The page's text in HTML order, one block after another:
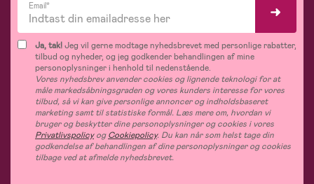
Email*
Ja, tak!Jeg vil gerne modtage nyhedsbrevet med personlige rabatter,
tilbud og nyheder, og jeg godkender behandlingen af mine
personoplysninger i henhold til nedenstående.
Vores nyhedsbrev anvender cookies og lignende teknologi for at
måle markedsåbningsgraden og vores kunders interesse for vores
tilbud, så vi kan give personlige annoncer og indholdsbaseret
marketing samt til statistiske formål. Læs mere om, hvordan vi
bruger og beskytter dine personoplysninger og cookies i vores
PrivatlivspolicyogCookiepolicy. Du kan når som helst tage din
godkendelse af behandlingen af dine personoplysninger og cookies
tilbage ved at afmelde nyhedsbrevet.